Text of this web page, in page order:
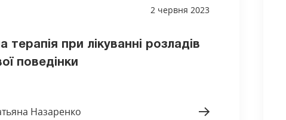
2 червня 2023
терапія при лікуванні розладів
поведінки
Назаренко